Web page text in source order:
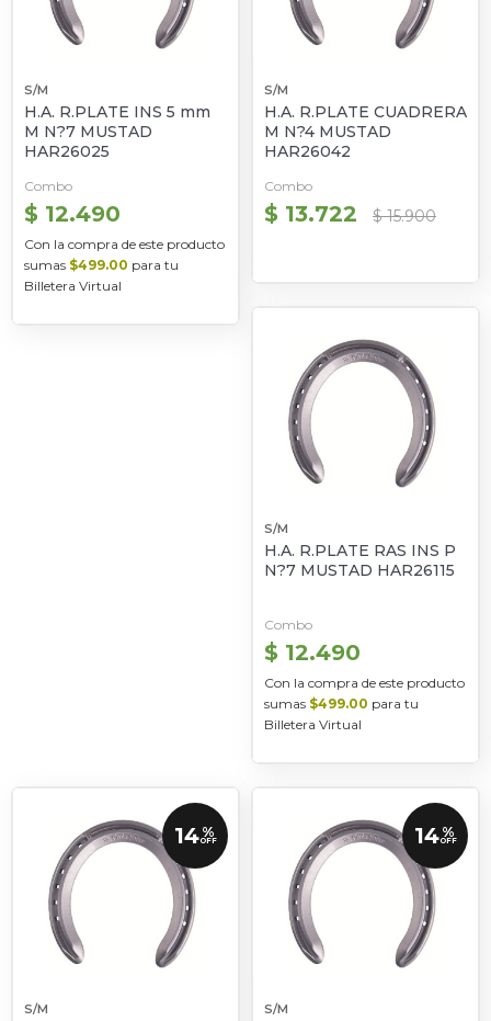
S/M
H.A. R.PLATE INS 5 mm
M N?7 MUSTAD
HAR26025
Combo
$ 12.490
Con la compra de este producto
sumas $499.00 para tu
Billetera Virtual
S/M
H.A. R.PLATE CUADRERA
M N?4 MUSTAD
HAR26042
Combo
$ 13.722 $ 15.900
S/M
H.A. R.PLATE RAS INS P
N?7 MUSTAD HAR26115
Combo
$ 12.490
Con la compra de este producto
sumas $499.00 para tu
Billetera Virtual
14 %
OFF
S/M
14 %
OFF
S/M